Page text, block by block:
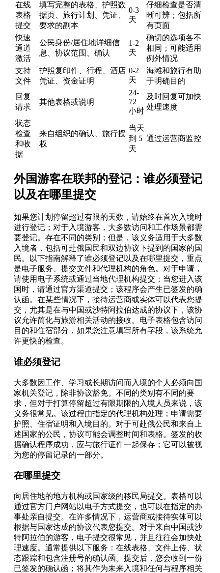
在线
表格
提交
填写完整的表格、护照数
据页、旅行计划、凭证、
要求的副本
0-3
天
仔细检查是否清
晰可辨；包括所
有页面
快速
通道
激活
公民身份/居住地详细信
息、协议范围、确认
1-2
天
确切的选项各不
相同；可能适用
例外情况
支持
文件
护照复印件、行程、酒店
凭证、资金证明
0-2
天
海滩和旅行有助
于明确目的
回复
请求
其他表格或说明
24-
72
小时
及时回复可加快
处理速度
状态
检查
和收
据
来自组织的确认、旅行授
权
当天
到 5
天
通过运营商监控
外国游客在联邦的登记：谁必须登记
以及在哪里提交
如果您计划停留超过有限的天数，请始终在首次入境时
进行登记；对于入境游客，大多数访问和工作场景都需
要登记。存在不同的类别；但是，该义务适用于大多数
入境者，包括可赴俄国民和双边协议下提到的国家的国
民。以下指南解释了谁必须登记以及在哪里提交，重点
是电子服务、提交文件和代理机构的角色。对于申请，
请使用电子系统或通过当地代理机构提交；当您进入该
国时，请通过官方渠道提交；该程序会产生已签发的确
认函。在某些情况下，接待运营商或实体可以代表您提
交，尤其是在与中国或沙特阿拉伯达成的协议下，该协
议允许简化与旅游相关活动的接收。电子表格包含访问
目的和住宿部分，如果您注意填写所有字段，该系统允
许更快的检查。
谁必须登记
大多数因工作、学习或长期访问而入境的个人必须向国
家机关登记，除非协议豁免。不同的类别有不同的要
求，但对于打算停留超过有限期限的入境人员来说，该
义务很常见。该过程由指定的代理机构处理；申请需要
护照、住宿证明和入境目的。对于可赴俄公民和来自上
述国家的公民，协议可能会调整时间和表格。签发的收
据确认程序成功，应与旅行证件一起保存；它可以被视
为您的停留记录的一部分。
在哪里提交
向居住地的地方机构或国家级的移民局提交。表格可以
通过官方门户网站以电子方式提交，也可以在指定的办
事处亲自提交。在许多情况下，运营商或接待实体可以
根据与国家达成的协议代表您提交。对于来自中国或沙
特阿拉伯的游客，电子提交很常见，并且往往会加快处
理速度。通常提供以下服务：在线表格、文件上传、状
态跟踪和包含注册号的确认函。提交后，您会收到一份
已签发的确认函；将其作为未来入境和任何与程序相关